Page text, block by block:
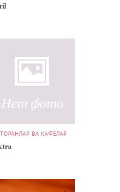
ВА КАФЕЛАР